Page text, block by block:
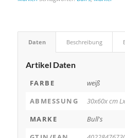
Daten Beschreibung
Artikel Daten
FARBE
weiß
ABMESSUNG
30x60x cm
MARKE
Bull's